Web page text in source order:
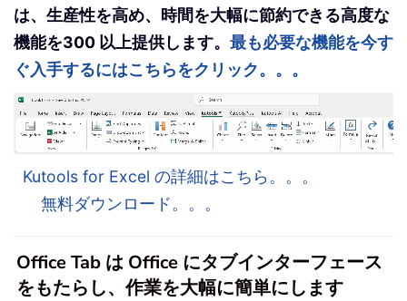
は、生産性を高め、時間を大幅に節約できる高度な
機能を300 以上提供します。 最も必要な機能を今す
ぐ入手するにはこちらをクリック。。。
Kutools for Excel の詳細はこちら。。。
無料ダウンロード。。。
Office Tab は Office にタブインターフェース
をもたらし、作業を大幅に簡単にします